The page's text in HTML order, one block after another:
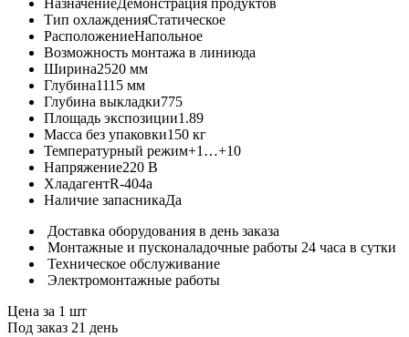
Тип охлажденияСтатическое
РасположениеНапольное
Возможность монтажа в линиюда
Ширина2520 мм
Глубина1115 мм
Глубина выкладки775
Площадь экспозиции1.89
Масса без упаковки150 кг
Температурный режим+1…+10
Напряжение220 В
ХладагентR-404a
Наличие запасникаДа
Доставка оборудования в день заказа
Монтажные и пусконаладочные работы 24 часа в сутки
Техническое обслуживание
Электромонтажные работы
Цена за 1 шт
Под заказ 21 день